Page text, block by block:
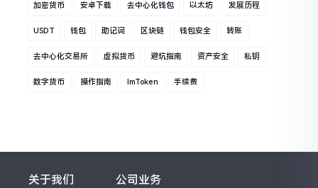
加密货币 安卓下载 去中心化钱包 以太坊 发展历程
USDT 钱包 助记词 区块链 钱包安全 转账
去中心化交易所 虚拟货币 避坑指南 资产安全 私钥
数字货币 操作指南 ImToken 手续费
关于我们 公司业务